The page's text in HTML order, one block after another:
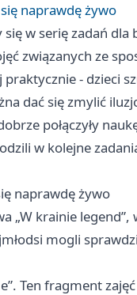
naprawdę żywo
w serię zadań dla
związanych ze
- dzieci
dać się zmylić
połączyły
w kolejne
naprawdę żywo
krainie legend”,
mogli
Ten fragment